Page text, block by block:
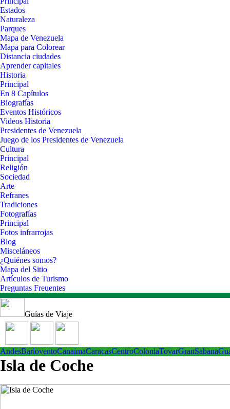
Estados
Naturaleza
Parques
Mapa de Venezuela
Mapa para Colorear
Distancia ciudades
Aprender capitales
Historia
Principal
En 8 Capítulos
Biografías
Eventos Históricos
Videos Historia
Presidentes de Venezuela
Juego de los Presidentes de Venezuela
Cultura
Principal
Religión
Sociedad
Arte
Refranes
Tradiciones
Fotografías
Principal
Fotos infrarrojas
Blog
Misceláneos
¿Quiénes somos?
Mapa del Sitio
Artículos de Turismo
Preguntas Freuentes
Guías de Viaje
AndesBarloventoCanaimaCaracasCentroColoniaTovarGranSabana
Isla de Coche